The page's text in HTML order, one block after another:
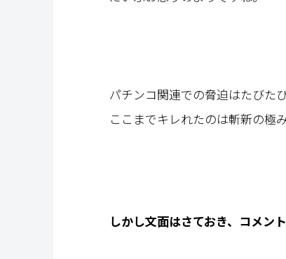
パチンコ関連での脅迫はたびた
ここまでキレれたのは斬新の極
しかし文面はさておき、コメン